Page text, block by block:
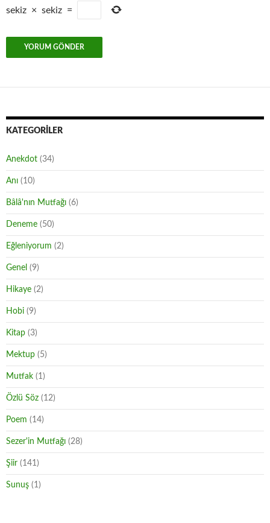
sekiz × sekiz =
KATEGORILER
Anekdot (34)
Anı (10)
Bâlâ'nın Mutfağı (6)
Deneme (50)
Eğleniyorum (2)
Genel (9)
Hikaye (2)
Hobi (9)
Kitap (3)
Mektup (5)
Mutfak (1)
Özlü Söz (12)
Poem (14)
Sezer'in Mutfağı (28)
Şiir (141)
Sunuş (1)